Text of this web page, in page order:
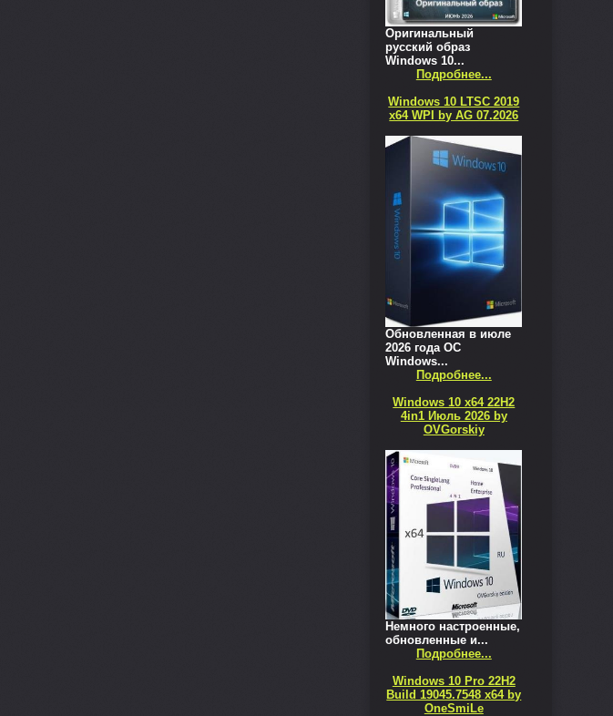
Оригинальный
русский образ
Windows 10...
Подробнее...
Windows 10 LTSC 2019
x64 WPI by AG 07.2026
Обновленная в июле
2026 года ОС
Windows...
Подробнее...
Windows 10 x64 22H2
4in1 Июль 2026 by
OVGorskiy
Немного настроенные,
обновленные и...
Подробнее...
Windows 10 Pro 22H2
Build 19045.7548 x64 by
OneSmiLe